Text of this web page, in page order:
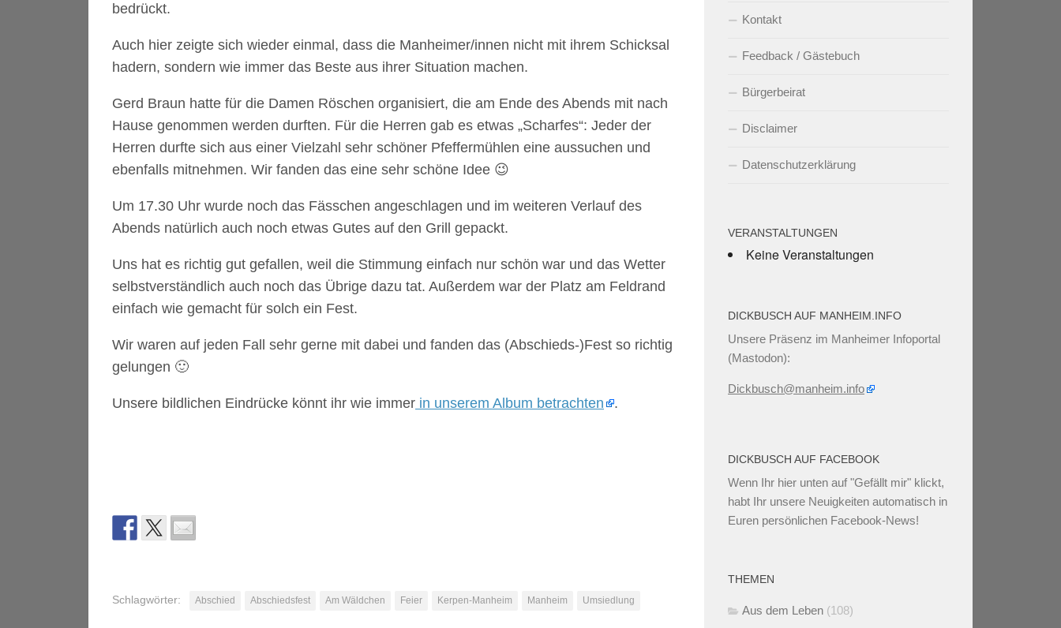
bedrückt.
Auch hier zeigte sich wieder einmal, dass die Manheimer/innen nicht mit ihrem Schicksal
hadern, sondern wie immer das Beste aus ihrer Situation machen.
Gerd Braun hatte für die Damen Röschen organisiert, die am Ende des Abends mit nach
Hause genommen werden durften. Für die Herren gab es etwas „Scharfes“: Jeder der
Herren durfte sich aus einer Vielzahl sehr schöner Pfeffermühlen eine aussuchen und
ebenfalls mitnehmen. Wir fanden das eine sehr schöne Idee 😉
Um 17.30 Uhr wurde noch das Fässchen angeschlagen und im weiteren Verlauf des
Abends natürlich auch noch etwas Gutes auf den Grill gepackt.
Uns hat es richtig gut gefallen, weil die Stimmung einfach nur schön war und das Wetter
selbstverständlich auch noch das Übrige dazu tat. Außerdem war der Platz am Feldrand
einfach wie gemacht für solch ein Fest.
Wir waren auf jeden Fall sehr gerne mit dabei und fanden das (Abschieds-)Fest so richtig
gelungen 🙂
Unsere bildlichen Eindrücke könnt ihr wie immer in unserem Album betrachten .
Schlagwörter: Abschied Abschiedsfest Am Wäldchen Feier Kerpen-Manheim Manheim Umsiedlung
Kontakt
Feedback / Gästebuch
Bürgerbeirat
Disclaimer
Datenschutzerklärung
VERANSTALTUNGEN
Keine Veranstaltungen
DICKBUSCH AUF MANHEIM.INFO
Unsere Präsenz im Manheimer Infoportal
(Mastodon):
Dickbusch@manheim.info
DICKBUSCH AUF FACEBOOK
Wenn Ihr hier unten auf "Gefällt mir" klickt,
habt Ihr unsere Neuigkeiten automatisch in
Euren persönlichen Facebook-News!
THEMEN
Aus dem Leben (108)